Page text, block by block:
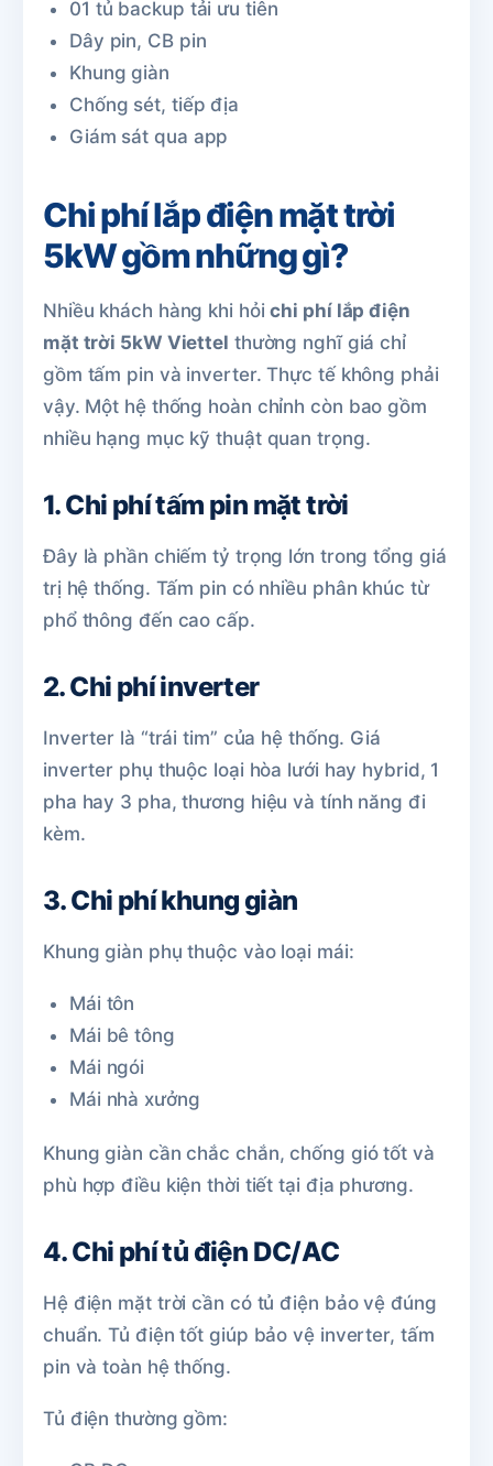
01 tủ backup tải ưu tiên
Dây pin, CB pin
Khung giàn
Chống sét, tiếp địa
Giám sát qua app
Chi phí lắp điện mặt trời
5kW gồm những gì?
Nhiều khách hàng khi hỏichi phí lắp điện
mặt trời 5kW Viettel thường nghĩ giá chỉ
gồm tấm pin và inverter. Thực tế không phải
vậy. Một hệ thống hoàn chỉnh còn bao gồm
nhiều hạng mục kỹ thuật quan trọng.
1. Chi phí tấm pin mặt trời
Đây là phần chiếm tỷ trọng lớn trong tổng giá
trị hệ thống. Tấm pin có nhiều phân khúc từ
phổ thông đến cao cấp.
2. Chi phí inverter
Inverter là “trái tim” của hệ thống. Giá
inverter phụ thuộc loại hòa lưới hay hybrid, 1
pha hay 3 pha, thương hiệu và tính năng đi
kèm.
3. Chi phí khung giàn
Khung giàn phụ thuộc vào loại mái:
Mái tôn
Mái bê tông
Mái ngói
Mái nhà xưởng
Khung giàn cần chắc chắn, chống gió tốt và
phù hợp điều kiện thời tiết tại địa phương.
4. Chi phí tủ điện DC/AC
Hệ điện mặt trời cần có tủ điện bảo vệ đúng
chuẩn. Tủ điện tốt giúp bảo vệ inverter, tấm
pin và toàn hệ thống.
Tủ điện thường gồm: